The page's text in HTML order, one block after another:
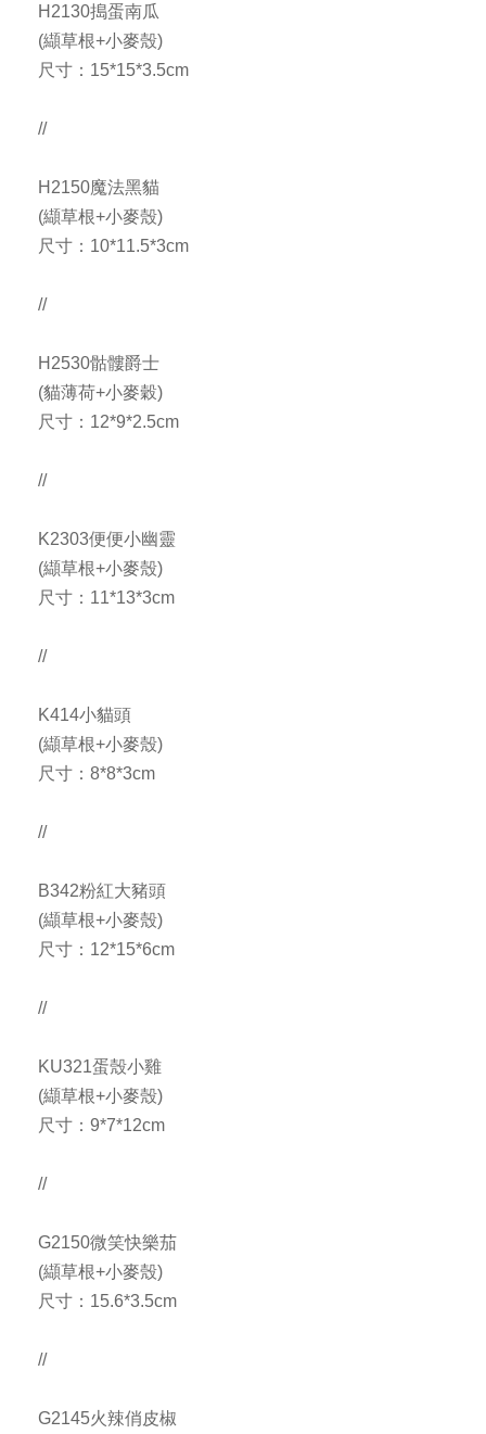
H2130搗蛋南瓜
(纈草根+小麥殼)
尺寸：15*15*3.5cm
//
H2150魔法黑貓
(纈草根+小麥殼)
尺寸：10*11.5*3cm
//
H2530骷髏爵士
(貓薄荷+小麥穀)
尺寸：12*9*2.5cm
//
K2303便便小幽靈
(纈草根+小麥殼)
尺寸：11*13*3cm
//
K414小貓頭
(纈草根+小麥殼)
尺寸：8*8*3cm
//
B342粉紅大豬頭
(纈草根+小麥殼)
尺寸：12*15*6cm
//
KU321蛋殼小雞
(纈草根+小麥殼)
尺寸：9*7*12cm
//
G2150微笑快樂茄
(纈草根+小麥殼)
尺寸：15.6*3.5cm
//
G2145火辣俏皮椒